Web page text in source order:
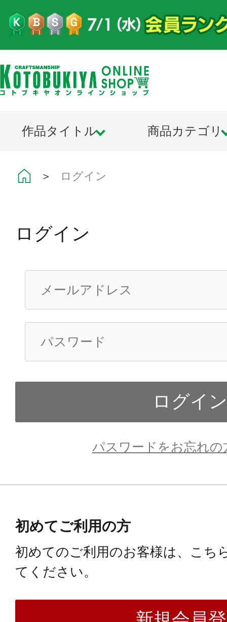
作品タイトル 商品カテゴリ
＞ ログイン
ログイン
パスワードをお忘れの
初めてご利用の方
初めてのご利用のお客様は、こち
てください。